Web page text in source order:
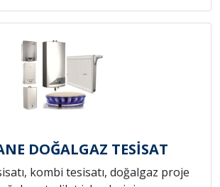
DOĞALGAZ TESİSAT
kombi tesisatı, doğalgaz proje